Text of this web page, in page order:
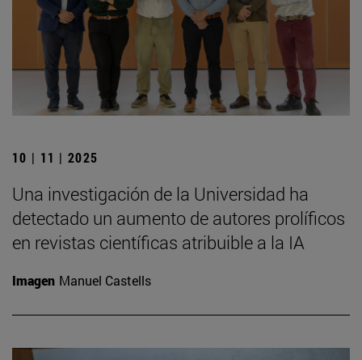
10 | 11 | 2025
Una investigación de la Universidad ha
detectado un aumento de autores prolíficos
en revistas científicas atribuible a la IA
Imagen Manuel Castells